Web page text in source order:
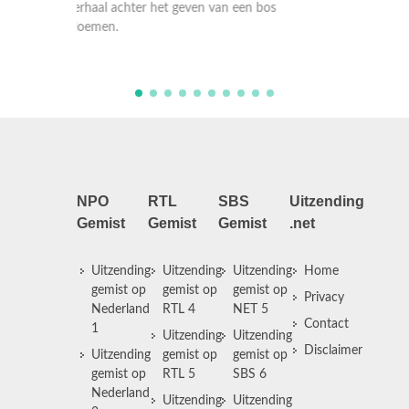
Nederland op zoek wordt gegaan naar het
verhaal achter het geven van een bos
NPO
Gemist
Uitzending
gemist op
Nederland
1
Uitzending
gemist op
Nederland
RTL
Gemist
Uitzending
gemist op
RTL 4
Uitzending
gemist op
RTL 5
Uitzending
SBS
Gemist
Uitzending
gemist op
NET 5
Uitzending
gemist op
SBS 6
Uitzending
Uitzending
.net
Home
Privacy
Contact
Disclaimer